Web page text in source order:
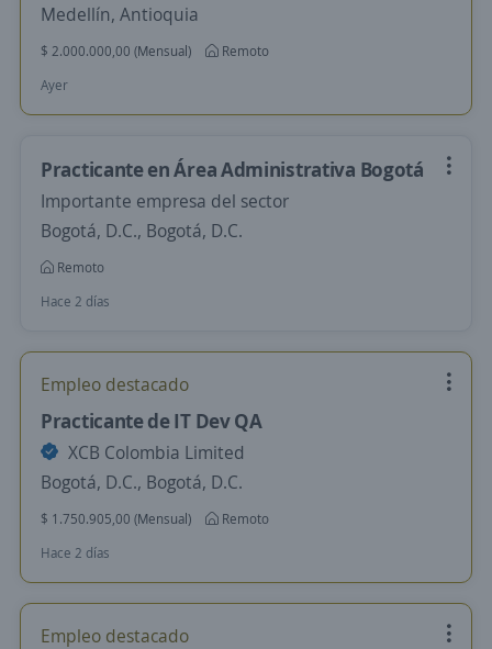
Medellín, Antioquia
$ 2.000.000,00 (Mensual)
Remoto
Ayer
Practicante en Área Administrativa Bogotá
Importante empresa del sector
Bogotá, D.C., Bogotá, D.C.
Remoto
Hace 2 días
Empleo destacado
Practicante de IT Dev QA
XCB Colombia Limited
Bogotá, D.C., Bogotá, D.C.
$ 1.750.905,00 (Mensual)
Remoto
Hace 2 días
Empleo destacado